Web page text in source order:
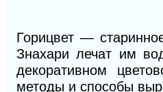
Горицвет —
Знахари лечат им
декоративном
методы и способы